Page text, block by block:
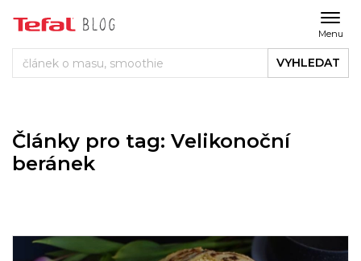
Menu
VYHLEDAT
Články pro tag: Velikonoční
beránek